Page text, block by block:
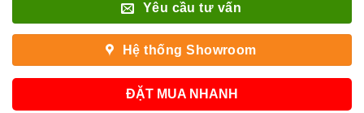
Yêu cầu tư vấn
Hệ thống Showroom
ĐẶT MUA NHANH